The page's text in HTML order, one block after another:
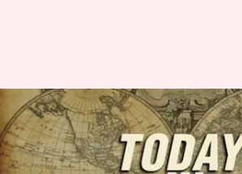
आज का इतिहास: क्या
फरवरी के इतिहास में,
बढ़ाएं जनरल नॉलेज